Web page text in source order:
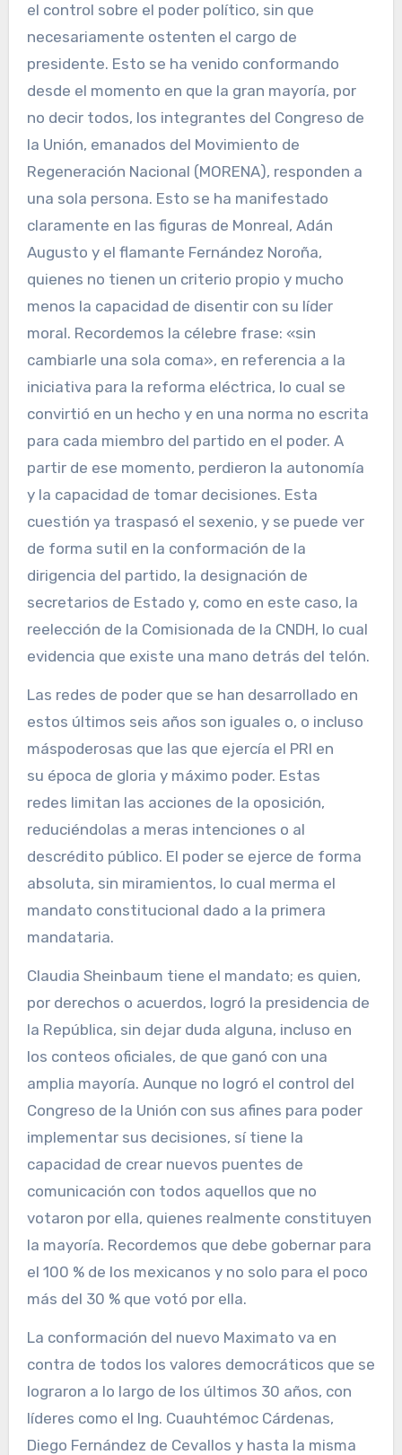
el control sobre el poder político, sin que
necesariamente ostenten el cargo de
presidente. Esto se ha venido conformando
desde el momento en que la gran mayoría, por
no decir todos, los integrantes del Congreso de
la Unión, emanados del Movimiento de
Regeneración Nacional (MORENA), responden a
una sola persona. Esto se ha manifestado
claramente en las figuras de Monreal, Adán
Augusto y el flamante Fernández Noroña,
quienes no tienen un criterio propio y mucho
menos la capacidad de disentir con su líder
moral. Recordemos la célebre frase: «sin
cambiarle una sola coma», en referencia a la
iniciativa para la reforma eléctrica, lo cual se
convirtió en un hecho y en una norma no escrita
para cada miembro del partido en el poder. A
partir de ese momento, perdieron la autonomía
y la capacidad de tomar decisiones. Esta
cuestión ya traspasó el sexenio, y se puede ver
de forma sutil en la conformación de la
dirigencia del partido, la designación de
secretarios de Estado y, como en este caso, la
reelección de la Comisionada de la CNDH, lo cual
evidencia que existe una mano detrás del telón.
Las redes de poder que se han desarrollado en
estos últimos seis años son iguales o, o incluso
máspoderosas que las que ejercía el PRI en
su época de gloria y máximo poder. Estas
redes limitan las acciones de la oposición,
reduciéndolas a meras intenciones o al
descrédito público. El poder se ejerce de forma
absoluta, sin miramientos, lo cual merma el
mandato constitucional dado a la primera
mandataria.
Claudia Sheinbaum tiene el mandato; es quien,
por derechos o acuerdos, logró la presidencia de
la República, sin dejar duda alguna, incluso en
los conteos oficiales, de que ganó con una
amplia mayoría. Aunque no logró el control del
Congreso de la Unión con sus afines para poder
implementar sus decisiones, sí tiene la
capacidad de crear nuevos puentes de
comunicación con todos aquellos que no
votaron por ella, quienes realmente constituyen
la mayoría. Recordemos que debe gobernar para
el 100 % de los mexicanos y no solo para el poco
más del 30 % que votó por ella.
La conformación del nuevo Maximato va en
contra de todos los valores democráticos que se
lograron a lo largo de los últimos 30 años, con
líderes como el Ing. Cuauhtémoc Cárdenas,
Diego Fernández de Cevallos y hasta la misma